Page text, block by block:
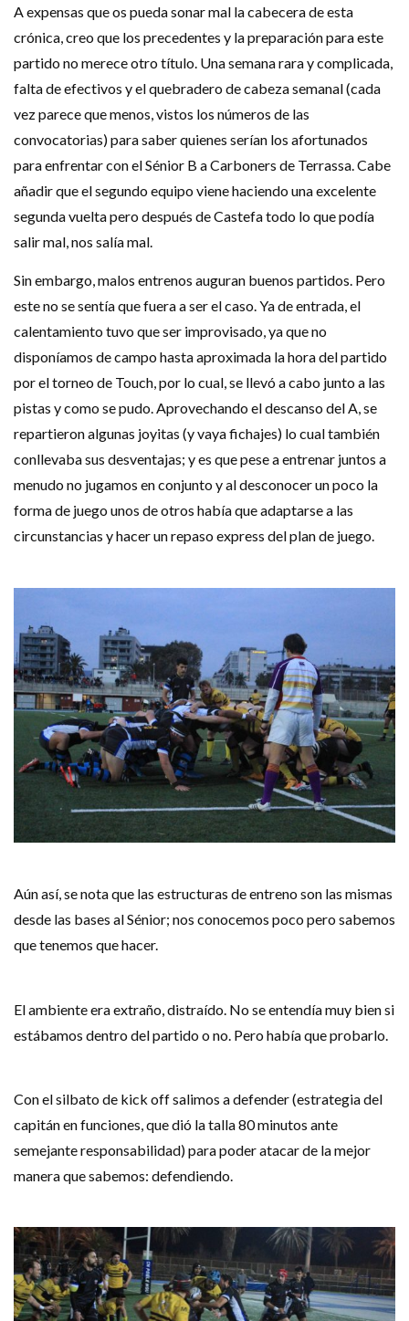
A expensas que os pueda sonar mal la cabecera de esta
crónica, creo que los precedentes y la preparación para este
partido no merece otro título. Una semana rara y complicada,
falta de efectivos y el quebradero de cabeza semanal (cada
vez parece que menos, vistos los números de las
convocatorias) para saber quienes serían los afortunados
para enfrentar con el Sénior B a Carboners de Terrassa. Cabe
añadir que el segundo equipo viene haciendo una excelente
segunda vuelta pero después de Castefa todo lo que podía
salir mal, nos salía mal.
Sin embargo, malos entrenos auguran buenos partidos. Pero
este no se sentía que fuera a ser el caso. Ya de entrada, el
calentamiento tuvo que ser improvisado, ya que no
disponíamos de campo hasta aproximada la hora del partido
por el torneo de Touch, por lo cual, se llevó a cabo junto a las
pistas y como se pudo. Aprovechando el descanso del A, se
repartieron algunas joyitas (y vaya fichajes) lo cual también
conllevaba sus desventajas; y es que pese a entrenar juntos a
menudo no jugamos en conjunto y al desconocer un poco la
forma de juego unos de otros había que adaptarse a las
circunstancias y hacer un repaso express del plan de juego.
Aún así, se nota que las estructuras de entreno son las mismas
desde las bases al Sénior; nos conocemos poco pero sabemos
que tenemos que hacer.
El ambiente era extraño, distraído. No se entendía muy bien si
estábamos dentro del partido o no. Pero había que probarlo.
Con el silbato de kick off salimos a defender (estrategia del
capitán en funciones, que dió la talla 80 minutos ante
semejante responsabilidad) para poder atacar de la mejor
manera que sabemos: defendiendo.